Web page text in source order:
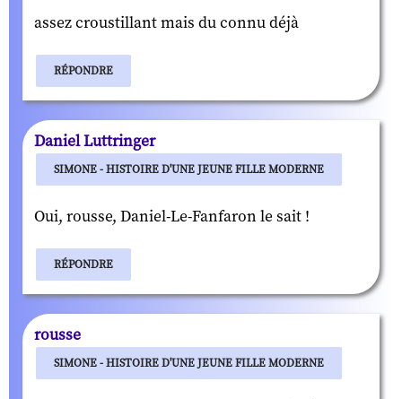
assez croustillant mais du connu déjà
RÉPONDRE
Daniel Luttringer
SIMONE - HISTOIRE D'UNE JEUNE FILLE MODERNE
Oui, rousse, Daniel-Le-Fanfaron le sait !
RÉPONDRE
rousse
SIMONE - HISTOIRE D'UNE JEUNE FILLE MODERNE